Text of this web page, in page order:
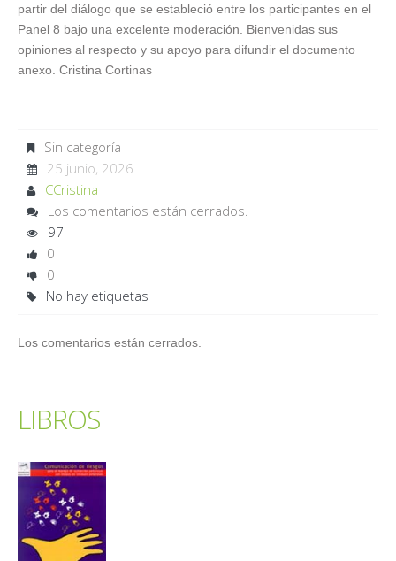
partir del diálogo que se estableció entre los participantes en el
Panel 8 bajo una excelente moderación. Bienvenidas sus
opiniones al respecto y su apoyo para difundir el documento
anexo. Cristina Cortinas
Sin categoría
25 junio, 2026
CCristina
Los comentarios están cerrados.
97
0
0
No hay etiquetas
Los comentarios están cerrados.
LIBROS